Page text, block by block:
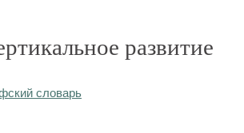
развитие
словарь